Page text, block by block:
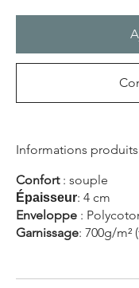
Informations produits
Confort: souple
Épaisseur: 4 cm
Enveloppe :
Garnissage: 700g/m²